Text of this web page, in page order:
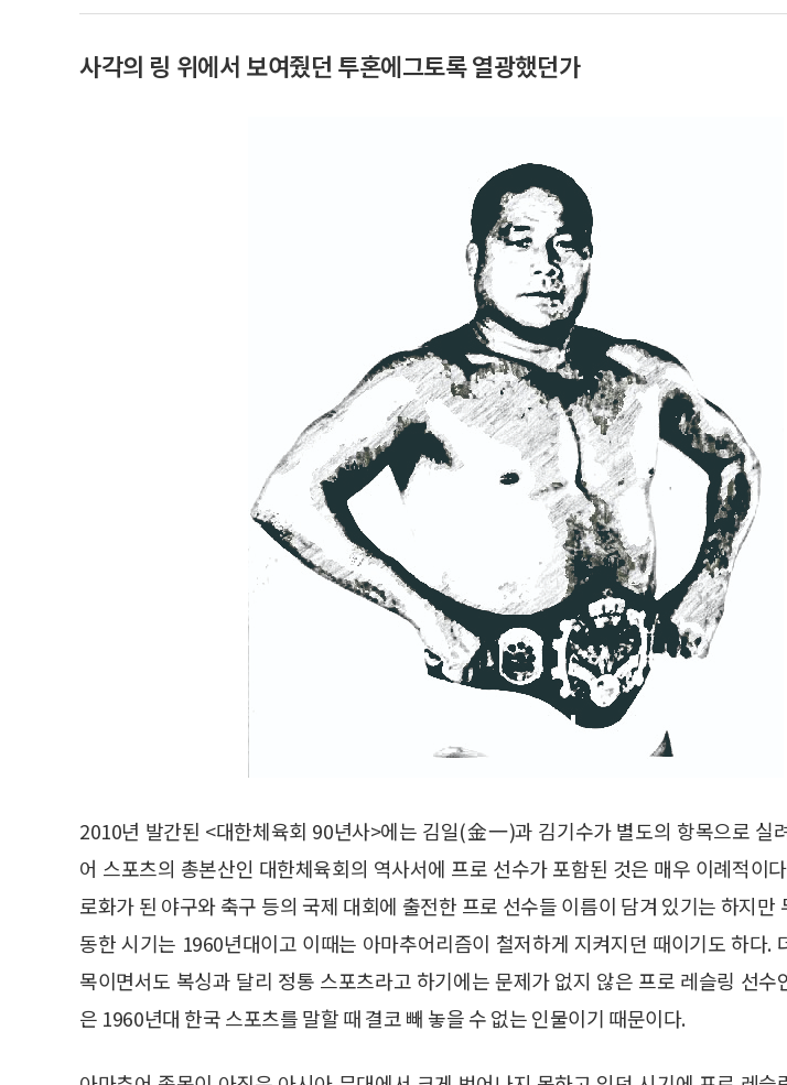
사각의 링 위에서 보여줬던 투혼에그토록 열광했던가
2010년 발간된 <대한체육회 90년사>에는 김일(金一)과 김기수가 별도의 항목으로 실
어 스포츠의 총본산인 대한체육회의 역사서에 프로 선수가 포함된 것은 매우 이례적이
로화가 된 야구와 축구 등의 국제 대회에 출전한 프로 선수들 이름이 담겨 있기는 하지만
동한 시기는 1960년대이고 이때는 아마추어리즘이 철저하게 지켜지던 때이기도 하다.
목이면서도 복싱과 달리 정통 스포츠라고 하기에는 문제가 없지 않은 프로 레슬링 선수
은 1960년대 한국 스포츠를 말할 때 결코 빼 놓을 수 없는 인물이기 때문이다.